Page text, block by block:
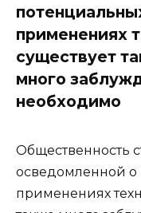
применениях
существует
много
необходимо
Общественность
осведомленной о
применениях